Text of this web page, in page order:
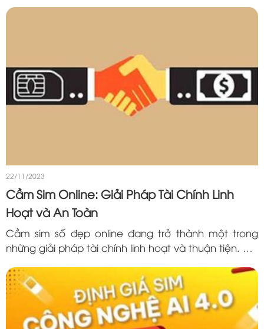
mệnh mang đến giải pháp tài chính hiệu quả...
22/11/2023
Cầm Sim Online: Giải Pháp Tài Chính Linh
Hoạt và An Toàn
Cầm sim số đẹp online đang trở thành một trong
những giải pháp tài chính linh hoạt và thuận tiện. Với
dụng nó để tiếp cận...